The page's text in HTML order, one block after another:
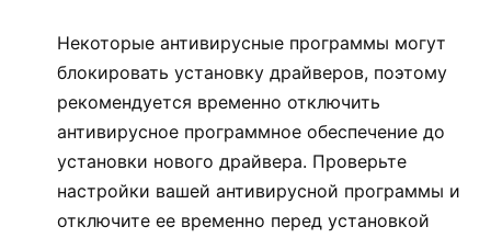
Некоторые антивирусные программы могут
блокировать установку драйверов, поэтому
рекомендуется временно отключить
антивирусное программное обеспечение до
установки нового драйвера. Проверьте
настройки вашей антивирусной программы и
отключите ее временно перед установкой